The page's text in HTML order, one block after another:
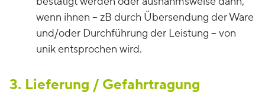
wenn ihnen – zB durch Übersendung der Ware
und/oder Durchführung der Leistung – von
unik entsprochen wird.
3. Lieferung / Gefahrtragung